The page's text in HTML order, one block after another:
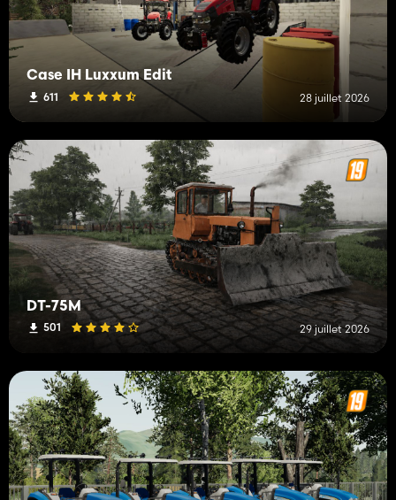
Case IH Luxxum Edit
611 28 juillet 2026
DT-75M
501 29 juillet 2026